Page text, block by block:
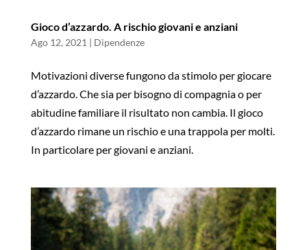
Gioco d’azzardo. A rischio giovani e anziani
Ago 12, 2021 | Dipendenze
Motivazioni diverse fungono da stimolo per giocare
d’azzardo. Che sia per bisogno di compagnia o per
abitudine familiare il risultato non cambia. Il gioco
d’azzardo rimane un rischio e una trappola per molti.
In particolare per giovani e anziani.